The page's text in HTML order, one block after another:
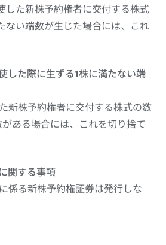
した新株予約権者に交付する株式
ない端数が生じた場合には、これ
した際に生ずる1株に満たない端
新株予約権者に交付する株式の数
ある場合には、これを切り捨て
関する事項
係る新株予約権証券は発行しな